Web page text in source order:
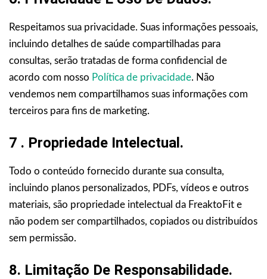
Respeitamos sua privacidade. Suas informações pessoais,
incluindo detalhes de saúde compartilhadas para
consultas, serão tratadas de forma confidencial de
acordo com nosso Política de privacidade. Não
vendemos nem compartilhamos suas informações com
terceiros para fins de marketing.
7 . Propriedade Intelectual.
Todo o conteúdo fornecido durante sua consulta,
incluindo planos personalizados, PDFs, vídeos e outros
materiais, são propriedade intelectual da FreaktoFit e
não podem ser compartilhados, copiados ou distribuídos
sem permissão.
8. Limitação De Responsabilidade.